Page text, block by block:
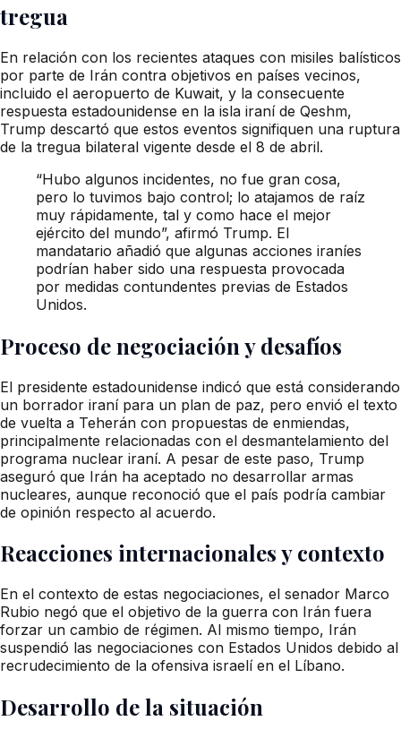
tregua
En relación con los recientes ataques con misiles balísticos
por parte de Irán contra objetivos en países vecinos,
incluido el aeropuerto de Kuwait, y la consecuente
respuesta estadounidense en la isla iraní de Qeshm,
Trump descartó que estos eventos signifiquen una ruptura
de la tregua bilateral vigente desde el 8 de abril.
“Hubo algunos incidentes, no fue gran cosa,
pero lo tuvimos bajo control; lo atajamos de raíz
muy rápidamente, tal y como hace el mejor
ejército del mundo”, afirmó Trump. El
mandatario añadió que algunas acciones iraníes
podrían haber sido una respuesta provocada
por medidas contundentes previas de Estados
Unidos.
Proceso de negociación y desafíos
El presidente estadounidense indicó que está considerando
un borrador iraní para un plan de paz, pero envió el texto
de vuelta a Teherán con propuestas de enmiendas,
principalmente relacionadas con el desmantelamiento del
programa nuclear iraní. A pesar de este paso, Trump
aseguró que Irán ha aceptado no desarrollar armas
nucleares, aunque reconoció que el país podría cambiar
de opinión respecto al acuerdo.
Reacciones internacionales y contexto
En el contexto de estas negociaciones, el senador Marco
Rubio negó que el objetivo de la guerra con Irán fuera
forzar un cambio de régimen. Al mismo tiempo, Irán
suspendió las negociaciones con Estados Unidos debido al
recrudecimiento de la ofensiva israelí en el Líbano.
Desarrollo de la situación